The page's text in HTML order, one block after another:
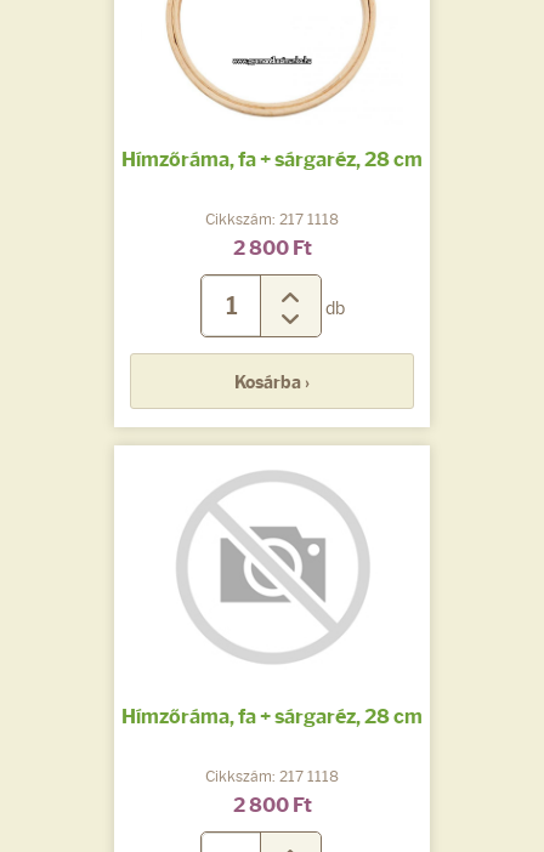
Hímzőráma, fa + sárgaréz, 28 cm
Cikkszám: 217 1118
2 800 Ft
db
Kosárba ›
Hímzőráma, fa + sárgaréz, 28 cm
Cikkszám: 217 1118
2 800 Ft